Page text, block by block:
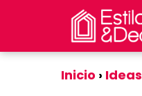
Inicio Ideas